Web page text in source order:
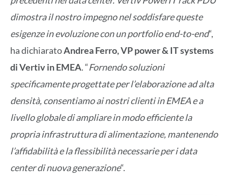
dimostra il nostro impegno nel soddisfare queste
esigenze in evoluzione con un portfolio end-to-end“,
ha dichiaratoAndrea Ferro, VP power & IT systems
di Vertiv in EMEA. “Fornendo soluzioni
specificamente progettate per l’elaborazione ad alta
densità, consentiamo ai nostri clienti in EMEA e a
livello globale di ampliare in modo efficiente la
propria infrastruttura di alimentazione, mantenendo
l’affidabilità e la flessibilità necessarie per i data
center di nuova generazione“.